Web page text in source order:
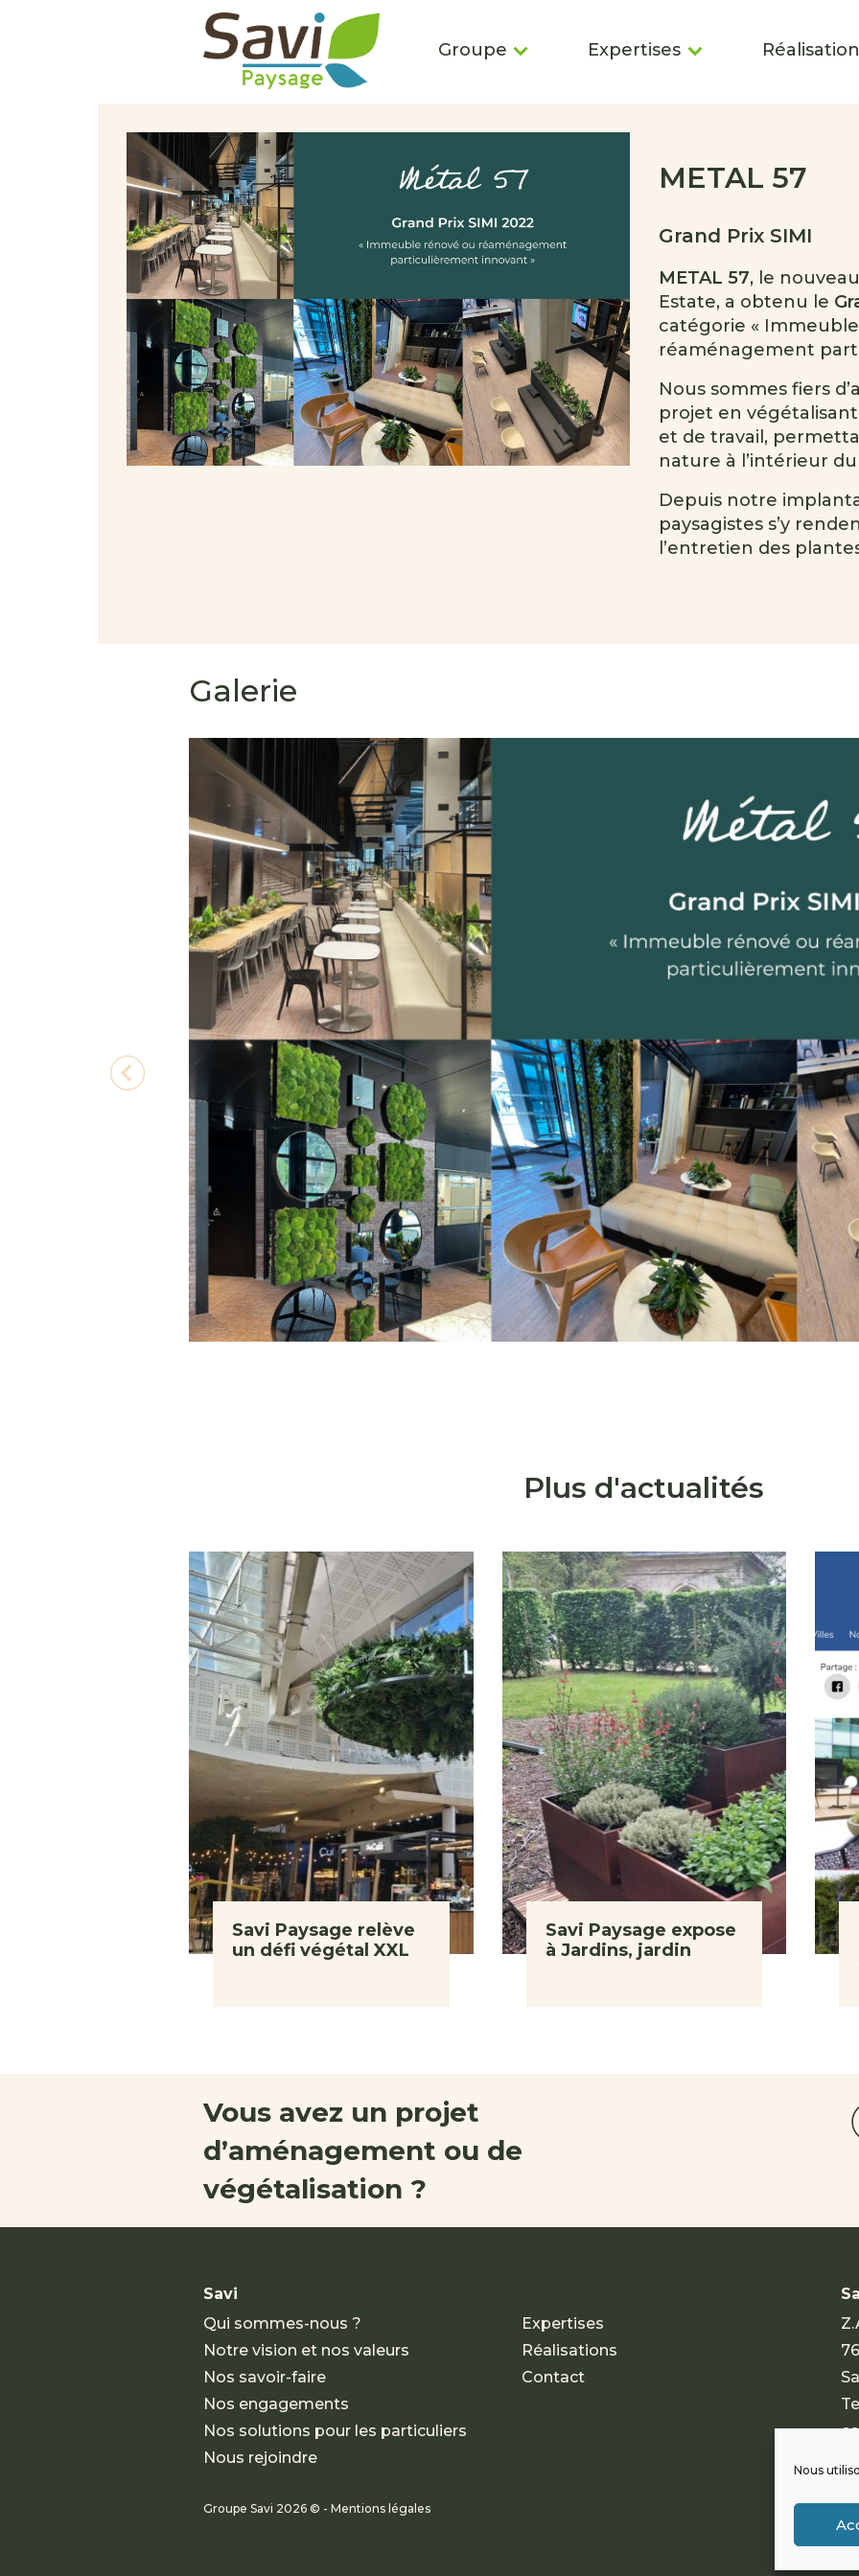
Nous
Groupe Expertises
METAL 57
Grand Prix SIMI
METAL 57, le
Estate, a obtenu le
catégorie «
réaménagement
Nous sommes fiers
projet en
et de travail,
nature à l’intérieur
Depuis notre
paysagistes s’y
l’entretien des
Galerie
Previous
Plus d'actualités
Savi Paysage relève
un défi végétal XXL
Savi Paysage expose
à Jardins, jardin
Vous avez un projet
d’aménagement ou de
végétalisation ?
Savi
Qui sommes-nous ?
Notre vision et nos valeurs
Nos savoir-faire
Nos engagements
Nos solutions pour les particuliers
Nous rejoindre
Groupe Savi 2026 © - Mentions légales
Expertises
Réalisations
Contact